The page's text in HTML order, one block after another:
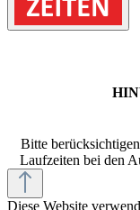
Bitte
Laufzeiten bei den
Diese Website